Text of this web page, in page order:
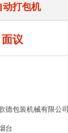
动打包机
面议
德包装机械有限公司
台